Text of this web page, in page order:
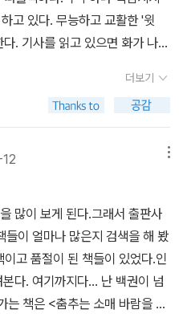
경향이 있다. 내가 << 알파고
것은 바둑 경기가 아니라 대중
위로하지만 현실을 냉정하게 들
(아들)이 원본(아버지)보다 뛰
지 이세돌은 이제 갓 1살 밖에
대표하는 이세돌은 인간이 만들
상대가 되지 못한다. 알파고
켄슈타인 박사가 만
사본'에게 쏠린 것이다. 바로
데 사본으로 대표되는 < 아들
이 낳은 결과'이다. 아버지가 아
고 일어선다. 무릎 꿇고 일어설
적 사고에서 벗어날 필요가 있
토론을 들으면서 나도 계속 생
나? 처벌 받지 않아야 하나? '하
는 말이 소크라테스가 하지 않았
과정을 통해 한층 업그레이드
탁토론이었다. 2인 1조로 이뤄
팀이 질의하고 응답하는 형식이
에 익숙한데 원탁토론은 어떻
하기 위해 6학년 선생님이 한 권
독서 수업을 하였다는 이야기도
는 현대인에게 이번 논제 ' 어떤
내면을 들여다볼 수 있는 기회
력 감퇴다. 목적을 가지고 열
트 행사도 지원하는 거라 따로
콰테말라 걱정인형과 메타세쿼
까지 북적였다. 물론 재료비는
걱정인형 250개를 만들었고, 메
. 걱정인형은 다 소진돼서 마감
던 것을 떼어 주었고, 메타반
다. 걱정인형과 메타 반지는 쉽
아이템이다. 앞으로도 평생학
다. 올해는 체험부스를 지키느
.그래도 창비가 참가한다는 걸
짬을 내어 찾아갔다. 다행이
내문과 같이 나의문화유산답사
주었다. <나의 문화유산답사기
도 못 읽었는데 3편까지 나왔
고 있다. 무능하고 교활한 '윗
. 기사를 읽고 있으면 화가 나서
에 떨어진 적은 없었다. 박통은
하란다. 그것으로 끝날 일인
을 딛고 있는 곳이 군대 아닌가.
체적으로 바꾸지 않으면 아무
나왔으니 안타까울 뿐이다. 역
소소하게 발견 된다. 조선시대
이 귀신을 퇴마하는 내용이다.
력이 있고 최선을 다한다면 얼
. 그러나 숭유억불 정책의 조선
되었다. 그러나 얼~매나 재미가
, 심지어 궁정 안에서도 몰래 돌
더보기
많이 보게 된다.그래서 출판사
이 얼마나 많은지 검색을 해 봤
고 품절이 된 책들이 있었다.인
권이 넘
는 책은 <춤추는 소매 바람을 따